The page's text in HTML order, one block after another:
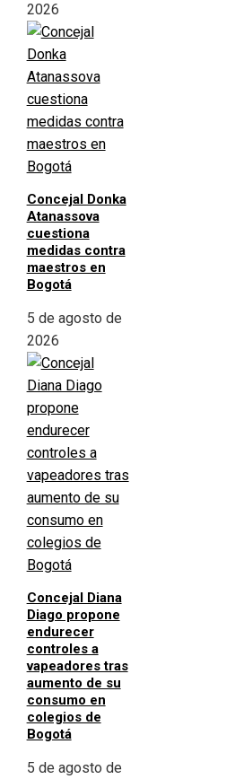
2026
Concejal Donka
Atanassova
cuestiona
medidas contra
maestros en
Bogotá
5 de agosto de
2026
Concejal Diana
Diago propone
endurecer
controles a
vapeadores tras
aumento de su
consumo en
colegios de
Bogotá
5 de agosto de